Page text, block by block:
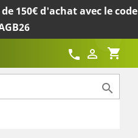
150€ d'achat avec le code
shopping_cart

call
